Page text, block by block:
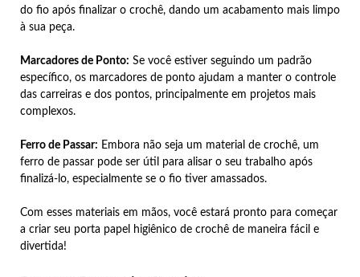
do fio após finalizar o crochê, dando um acabamento mais limpo
à sua peça.
Marcadores de Ponto: Se você estiver seguindo um padrão
específico, os marcadores de ponto ajudam a manter o controle
das carreiras e dos pontos, principalmente em projetos mais
complexos.
Ferro de Passar: Embora não seja um material de crochê, um
ferro de passar pode ser útil para alisar o seu trabalho após
finalizá-lo, especialmente se o fio tiver amassados.
Com esses materiais em mãos, você estará pronto para começar
a criar seu porta papel higiênico de crochê de maneira fácil e
divertida!